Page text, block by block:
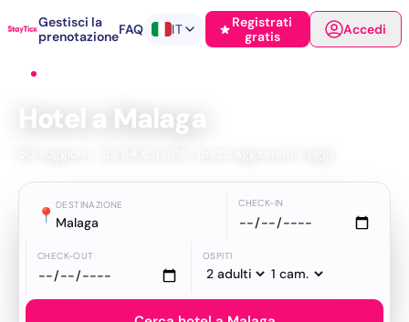
Gestisci la
prenotazioneFAQ IT
Registrati
gratis
Accedi
Hotel a Malaga
📍 DESTINAZIONE
Malaga
CHECK-IN
CHECK-OUT OSPITI